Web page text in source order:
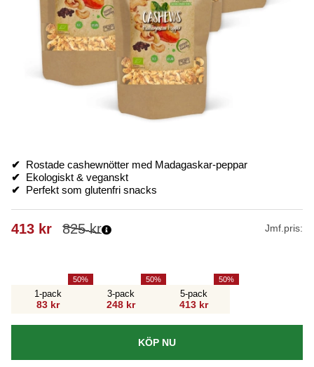
✔
Rostade cashewnötter med Madagaskar-peppar
✔
Ekologiskt & veganskt
✔
Perfekt som glutenfri snacks
825kr
413 kr Jmf.pris:
1-pack
83 kr
50
3-pack
248 kr
50
5-pack
413 kr
50
KÖP NU